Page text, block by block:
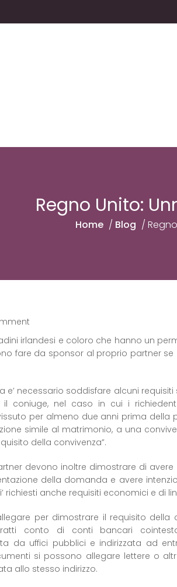
Regno Unito:
Home / Blog /
irlandesi e coloro che hanno un
fare da sponsor al proprio partner se
e’ necessario soddisfare alcuni requisiti
coniuge, nel caso in cui i
per almeno due anni prima della
simile al matrimonio, a una
della convivenza”.
devono inoltre dimostrare di
della domanda e avere
richiesti anche requisiti economici e di
per dimostrare il requisito della
conto di conti bancari
da uffici pubblici e indirizzata ad
si possono allegare lettere o
allo stesso indirizzo.